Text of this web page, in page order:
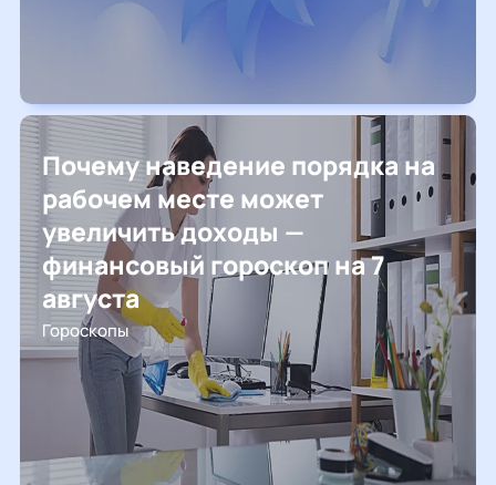
Почему наведение порядка на
рабочем месте может
увеличить доходы —
финансовый гороскоп на 7
августа
Гороскопы